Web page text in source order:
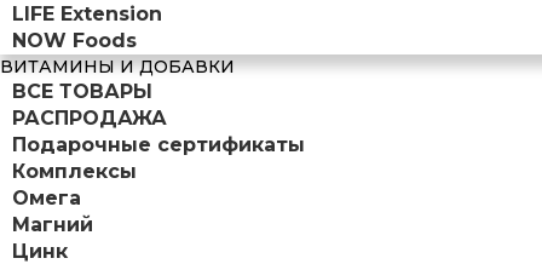
LIFE Extension
NOW Foods
ВИТАМИНЫ И ДОБАВКИ
ВСЕ ТОВАРЫ
РАСПРОДАЖА
Подарочные сертификаты
Комплексы
Омега
Магний
Цинк